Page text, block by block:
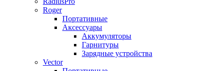
Roger
Портативные
Аксессуары
Аккумуляторы
Гарнитуры
Зарядные устройства
Vector